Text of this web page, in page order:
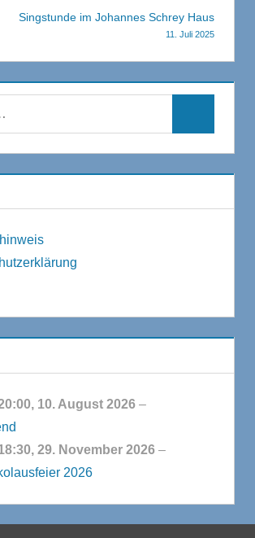
Singstunde im Johannes Schrey Haus
11. Juli 2025
, 10. August 2026–
, 29. November 2026–
2026